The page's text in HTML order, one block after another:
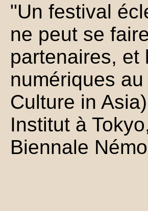
"Un festival
ne peut se
partenaires, et
numériques
Culture in
Institut à
Biennale